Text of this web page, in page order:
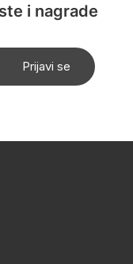
i nagrade
Prijavi se